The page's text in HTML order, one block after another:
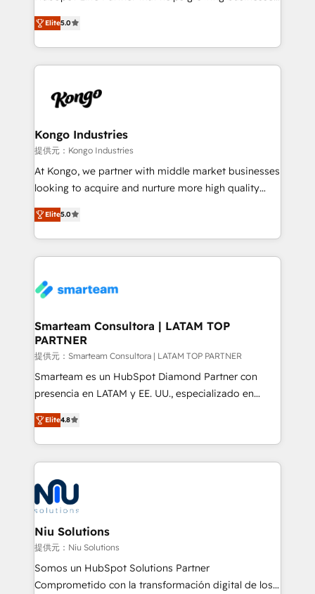
just like yours attract more high-quality leads
throughout each stage of the buying cycle with
enable sales teams with the process, technology and
training to smash targets.
design predictable, scalable revenue-driving
strategies. With offices in South Africa and London,
we take a RevOps-led approach that aligns sales,
marketing & service, breaks down silos, and gives
confidence. We deliver end to end strategy and
and technology around a single source of truth to
support sustainable growth and better decision-
making. Working with clients locally and globally, our
expertise includes HubSpot onboarding and CRM
experience strategy, web development, integrations,
and data-driven campaigns. Winners of the first
the community - we are so glad to work with you."
Connect with us to see how we can do better and be
Elite5.0
Kongo Industries
提供元：Kongo Industries
At Kongo, we partner with middle market businesses
looking to acquire and nurture more high quality
leads. We use digital media, marketing cloud,
automation and software integration to drive sales
and, deliver clarity on marketing expenditure.
Elite5.0
Smarteam Consultora | LATAM TOP
PARTNER
提供元：Smarteam Consultora | LATAM TOP PARTNER
Smarteam es un HubSpot Diamond Partner con
presencia en LATAM y EE. UU., especializado en
implementaciones de HubSpot, integraciones API y
optimización de procesos comerciales con IA. Con
más de 6 años de experiencia, hemos liderado 100+
implementaciones conectando HubSpot con SAP,
ERPs, e-commerce, plataformas financieras,
WhatsApp y sistemas logísticos. Nuestro equipo
multicultural trabaja en español, inglés y portugués,
uniendo visión estratégica y excelencia técnica para
generar resultados medibles. Apoyamos a empresas
de construcción, educación, tecnología, retail, e-
commerce, salud, financieras, seguros y servicios,
Elite4.8
Niu Solutions
提供元：Niu Solutions
Somos un HubSpot Solutions Partner
Comprometido con la transformación digital de los